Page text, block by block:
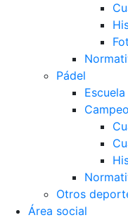
Pádel
Otros
Área social